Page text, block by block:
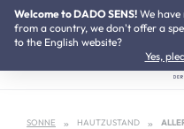
Zum Hauptinhalt springen
Welcome to DADO SENS! We
from a country, we don't offer a
to the English website?
Yes,
SUMMER SALE:
SONNE HAUTZUSTAND